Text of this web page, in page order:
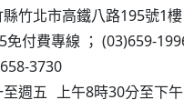
竹北市高鐵八路195號1樓
免付費專線 ； (03)659-
3730
週五 上午8時30分至下